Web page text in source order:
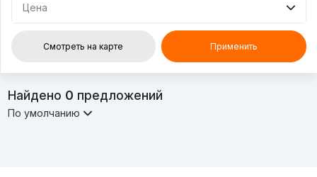
Цена
Смотреть на карте Применить
Найдено 0 предложений
По умолчанию